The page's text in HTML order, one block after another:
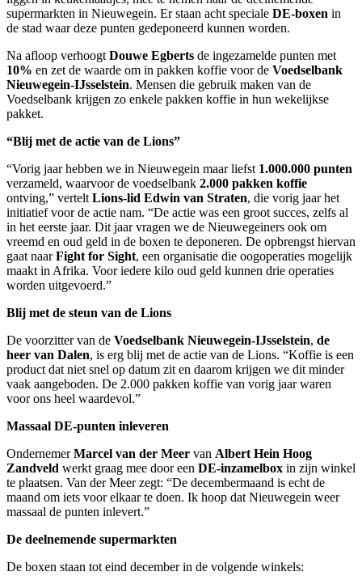
supermarkten in Nieuwegein. Er staan acht speciale DE-boxen in
de stad waar deze punten gedeponeerd kunnen worden.
Na afloop verhoogt Douwe Egberts de ingezamelde punten met
10% en zet de waarde om in pakken koffie voor de Voedselbank
Nieuwegein-IJsselstein. Mensen die gebruik maken van de
Voedselbank krijgen zo enkele pakken koffie in hun wekelijkse
pakket.
“Blij met de actie van de Lions”
“Vorig jaar hebben we in Nieuwegein maar liefst 1.000.000 punten
verzameld, waarvoor de voedselbank 2.000 pakken koffie
ontving,” vertelt Lions-lid Edwin van Straten, die vorig jaar het
initiatief voor de actie nam. “De actie was een groot succes, zelfs al
in het eerste jaar. Dit jaar vragen we de Nieuwegeiners ook om
vreemd en oud geld in de boxen te deponeren. De opbrengst hiervan
gaat naarFight for Sight, een organisatie die oogoperaties mogelijk
maakt in Afrika. Voor iedere kilo oud geld kunnen drie operaties
worden uitgevoerd.”
Blij met de steun van de Lions
De voorzitter van de Voedselbank Nieuwegein-IJsselstein, de
heer van Dalen, is erg blij met de actie van de Lions. “Koffie is een
product dat niet snel op datum zit en daarom krijgen we dit minder
vaak aangeboden. De 2.000 pakken koffie van vorig jaar waren
voor ons heel waardevol.”
Massaal DE-punten inleveren
OndernemerMarcel van der Meer van Albert Hein Hoog
Zandveld werkt graag mee door een DE-inzamelbox in zijn winkel
te plaatsen. Van der Meer zegt: “De decembermaand is echt de
maand om iets voor elkaar te doen. Ik hoop dat Nieuwegein weer
massaal de punten inlevert.”
De deelnemende supermarkten
De boxen staan tot eind december in de volgende winkels: